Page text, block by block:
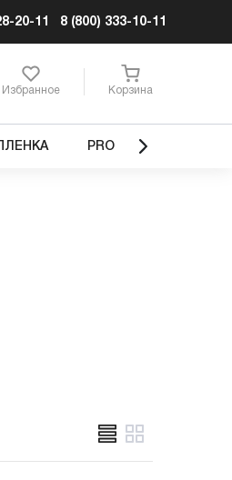
20-11 8 (800) 333-10-11
Избранное Корзина
ПЛЕНКА PRO